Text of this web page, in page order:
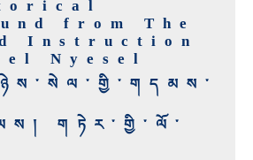
from The
Instruction
Nyesel
གཏེར་གྱི་ལོ་